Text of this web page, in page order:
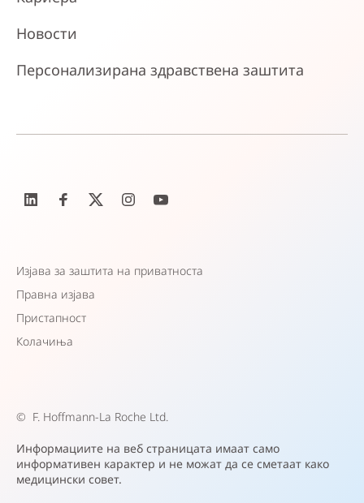
Новости
Персонализирана здравствена заштита
Изјава за заштита на приватноста
Правна изјава
Пристапност
Колачиња
© F. Hoffmann-La Roche Ltd.
Информациите на веб страницата имаат само
информативен карактер и не можат да се сметаат како
медицински совет.